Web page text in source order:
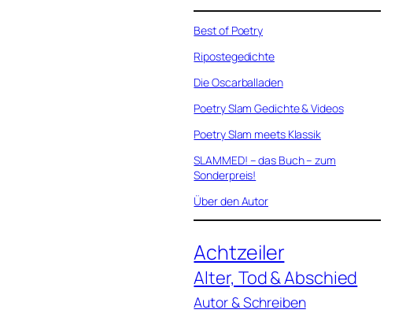
Best of Poetry
Ripostegedichte
Die Oscarballaden
Poetry Slam Gedichte & Videos
Poetry Slam meets Klassik
SLAMMED! – das Buch – zum
Sonderpreis!
Über den Autor
Achtzeiler
Alter, Tod & Abschied
Autor & Schreiben